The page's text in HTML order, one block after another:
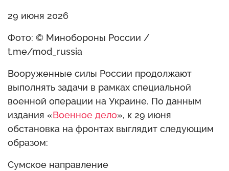
29 июня 2026
Фото: © Минобороны России /
t.me/mod_russia
Вооруженные силы России продолжают
выполнять задачи в рамках специальной
военной операции на Украине. По данным
издания «Военное дело», к 29 июня
обстановка на фронтах выглядит следующим
образом:
Сумское направление